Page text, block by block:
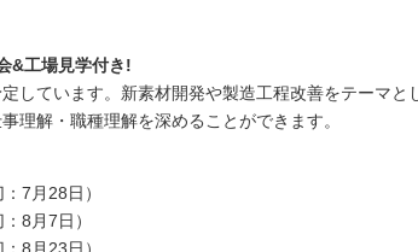
&工場見学付き!
しています。新素材開発や製造工程改善をテーマ
理解・職種理解を深めることができます。
7 月 28日）
8 月7日）